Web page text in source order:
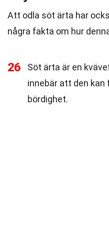
Att odla söt ärta har
några fakta om hur
26
Söt ärta är en
innebär att den
bördighet.